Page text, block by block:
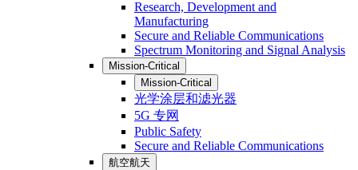
Research, Development and
Manufacturing
Secure and Reliable Communications
Spectrum Monitoring and Signal Analysis
Mission-Critical
Mission-Critical
光学涂层和滤光器
5G 专网
Public Safety
Secure and Reliable Communications
航空航天